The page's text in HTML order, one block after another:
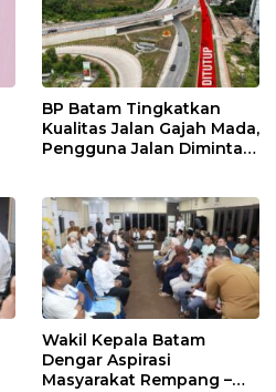
BP Batam Tingkatkan
Kualitas Jalan Gajah Mada,
Pengguna Jalan Diminta
Wakil Kepala Batam
Dengar Aspirasi
Masyarakat Rempang –